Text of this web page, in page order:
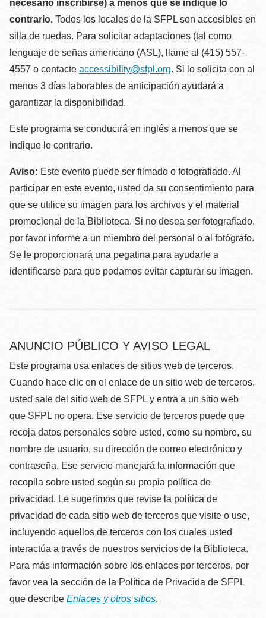
necesario inscribirse) a menos que se indique lo
contrario. Todos los locales de la SFPL son accesibles en
silla de ruedas. Para solicitar adaptaciones (tal como
lenguaje de señas americano (ASL), llame al (415) 557-
4557 o contacte accessibility@sfpl.org. Si lo solicita con al
menos 3 días laborables de anticipación ayudará a
garantizar la disponibilidad.
Este programa se conducirá en inglés a menos que se
indique lo contrario.
Aviso: Este evento puede ser filmado o fotografiado. Al
participar en este evento, usted da su consentimiento para
que se utilice su imagen para los archivos y el material
promocional de la Biblioteca. Si no desea ser fotografiado,
por favor informe a un miembro del personal o al fotógrafo.
Se le proporcionará una pegatina para ayudarle a
identificarse para que podamos evitar capturar su imagen.
ANUNCIO PÚBLICO Y AVISO LEGAL
Este programa usa enlaces de sitios web de terceros.
Cuando hace clic en el enlace de un sitio web de terceros,
usted sale del sitio web de SFPL y entra a un sitio web
que SFPL no opera. Ese servicio de terceros puede que
recoja datos personales sobre usted, como su nombre, su
nombre de usuario, su dirección de correo electrónico y
contraseña. Ese servicio manejará la información que
recopila sobre usted según su propia política de
privacidad. Le sugerimos que revise la política de
privacidad de cada sitio web de terceros que visite o use,
incluyendo aquellos de terceros con los cuales usted
interactúa a través de nuestros servicios de la Biblioteca.
Para más información sobre los enlaces por terceros, por
favor vea la sección de la Política de Privacida de SFPL
que describe Enlaces y otros sitios.